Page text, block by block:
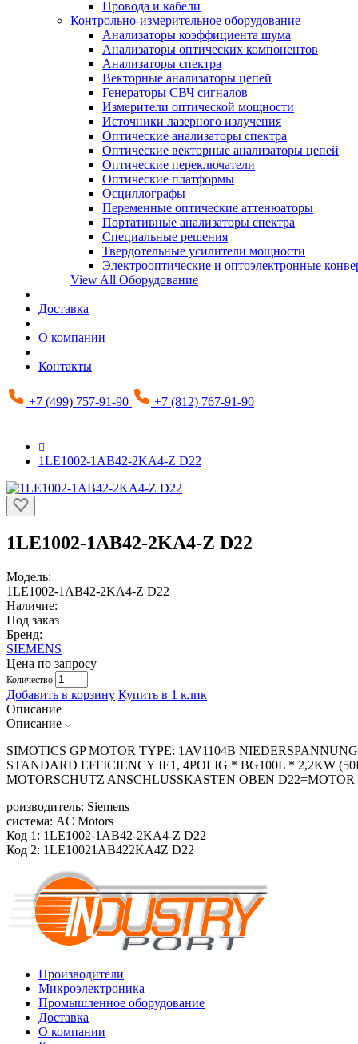
Провода и кабели
Контрольно-измерительное оборудование
Анализаторы коэффициента шума
Анализаторы оптических компонентов
Анализаторы спектра
Векторные анализаторы цепей
Генераторы СВЧ сигналов
Измерители оптической мощности
Источники лазерного излучения
Оптические анализаторы спектра
Оптические векторные анализаторы цепей
Оптические переключатели
Оптические платформы
Осциллографы
Переменные оптические аттенюаторы
Портативные анализаторы спектра
Специальные решения
Твердотельные усилители мощности
Электрооптические и оптоэлектронные
View All Оборудование
Доставка
О компании
Контакты
+7 (499) 757-91-90 +7 (812) 767-91-90
1LE1002-1AB42-2KA4-Z D22
1LE1002-1AB42-2KA4-Z D22
Модель:
1LE1002-1AB42-2KA4-Z D22
Наличие:
Под заказ
Бренд:
SIEMENS
Цена по запросу
Количество
Добавить в корзину Купить в 1 клик
Описание
Описание
SIMOTICS GP MOTOR TYPE: 1AV1104B
STANDARD EFFICIENCY IE1, 4POLIG * BG100L * 2,2KW
MOTORSCHUTZ ANSCHLUSSKASTEN OBEN
роизводитель: Siemens
система: AC Motors
Код 1: 1LE1002-1AB42-2KA4-Z D22
Код 2: 1LE10021AB422KA4Z D22
Производители
Микроэлектроника
Промышленное оборудование
Доставка
О компании